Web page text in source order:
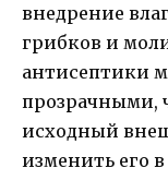
внедрение
грибков и
антисептики
прозрачными,
исходный
изменить его